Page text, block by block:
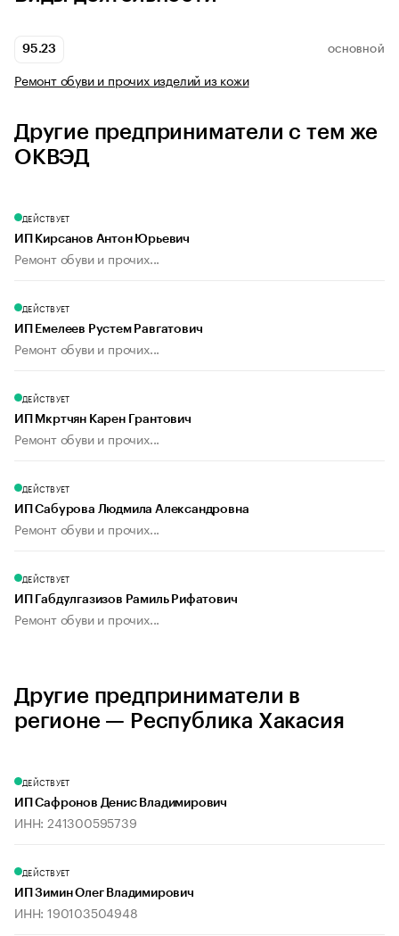
95.23 ОСНОВНОЙ
Ремонт обуви и прочих изделий из кожи
Другие предприниматели с тем же
ОКВЭД
ДЕЙСТВУЕТ
ИП Кирсанов Антон Юрьевич
Ремонт обуви и прочих...
ДЕЙСТВУЕТ
ИП Емелеев Рустем Равгатович
Ремонт обуви и прочих...
ДЕЙСТВУЕТ
ИП Мкртчян Карен Грантович
Ремонт обуви и прочих...
ДЕЙСТВУЕТ
ИП Сабурова Людмила Александровна
Ремонт обуви и прочих...
ДЕЙСТВУЕТ
ИП Габдулгазизов Рамиль Рифатович
Ремонт обуви и прочих...
Другие предприниматели в
регионе — Республика Хакасия
ДЕЙСТВУЕТ
ИП Сафронов Денис Владимирович
ИНН: 241300595739
ДЕЙСТВУЕТ
ИП Зимин Олег Владимирович
ИНН: 190103504948